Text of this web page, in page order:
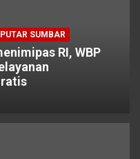
SUMBAR
RI, WBP